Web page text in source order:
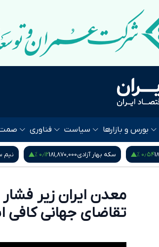
بورس و بازارها سیاست فناوری
۰٫۱۲ % نیم سکه95,000,000۰٫۵۳ % ربع
معدن ایران زیر فشار
تقاضای جهانی